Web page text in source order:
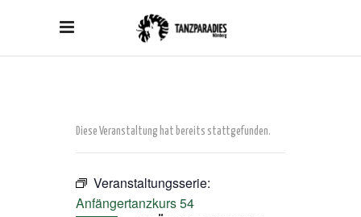
Diese Veranstaltung hat bereits stattgefunden.
Veranstaltungsserie:
Anfängertanzkurs 54